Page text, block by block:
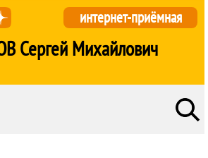
Сергей Михайлович
интернет-приёмная